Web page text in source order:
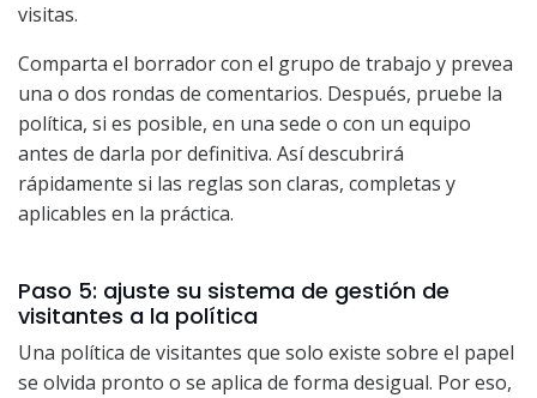
visitas.
Comparta el borrador con el grupo de trabajo y prevea
una o dos rondas de comentarios. Después, pruebe la
política, si es posible, en una sede o con un equipo
antes de darla por definitiva. Así descubrirá
rápidamente si las reglas son claras, completas y
aplicables en la práctica.
Paso 5: ajuste su sistema de gestión de
visitantes a la política
Una política de visitantes que solo existe sobre el papel
se olvida pronto o se aplica de forma desigual. Por eso,